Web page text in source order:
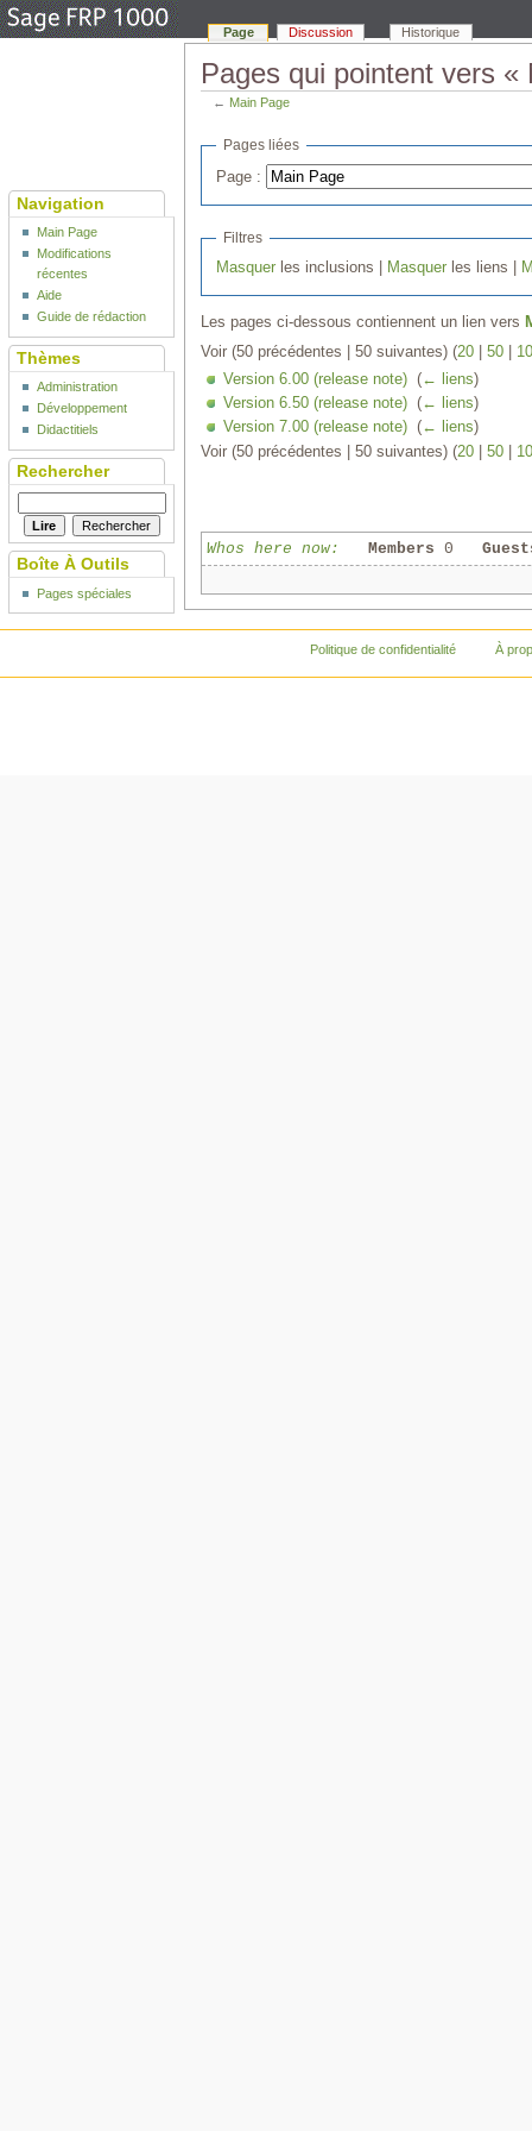
Pages qui pointent vers «
← Main Page
Pages liées
Page :
Filtres
Masquer les inclusions | Masquer les liens |
Les pages ci-dessous contiennent un lien vers
Voir (50 précédentes | 50 suivantes) (20| 50|
Version 6.00 (release note)‎ (← liens)
Version 6.50 (release note)‎ (← liens)
Version 7.00 (release note)‎ (← liens)
Voir (50 précédentes | 50 suivantes) (20| 50|
Whos here now: Members 0
Page Discussion Historique
Navigation
Main Page
Modifications
récentes
Aide
Guide de rédaction
Thèmes
Administration
Développement
Didactitiels
Rechercher
Boîte À Outils
Pages spéciales
Politique de confidentialité À